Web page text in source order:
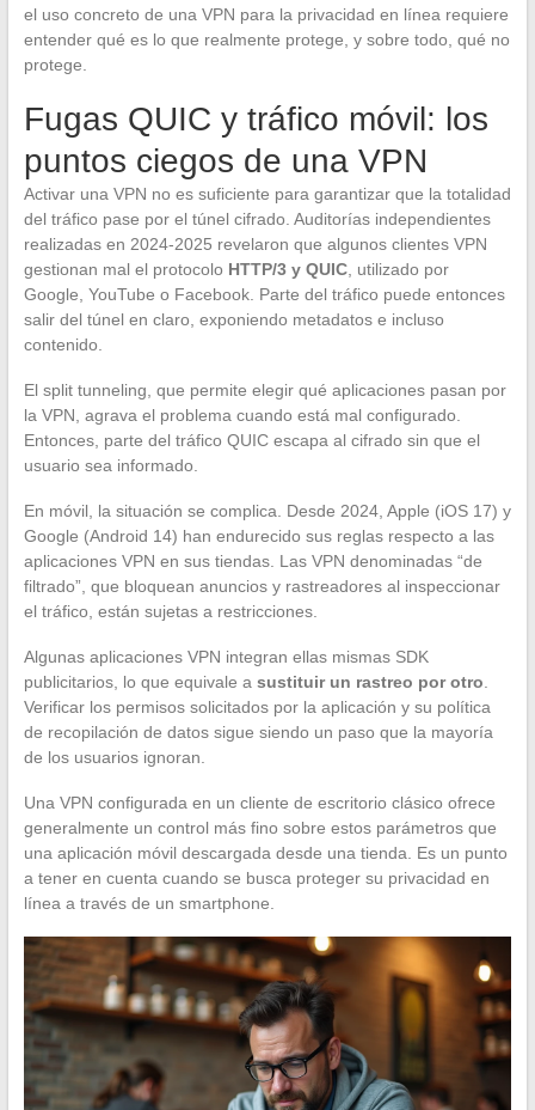
el uso concreto de una VPN para la privacidad en línea requiere
entender qué es lo que realmente protege, y sobre todo, qué no
protege.
Fugas QUIC y tráfico móvil: los
puntos ciegos de una VPN
Activar una VPN no es suficiente para garantizar que la totalidad
del tráfico pase por el túnel cifrado. Auditorías independientes
realizadas en 2024-2025 revelaron que algunos clientes VPN
gestionan mal el protocolo HTTP/3 y QUIC, utilizado por
Google, YouTube o Facebook. Parte del tráfico puede entonces
salir del túnel en claro, exponiendo metadatos e incluso
contenido.
El split tunneling, que permite elegir qué aplicaciones pasan por
la VPN, agrava el problema cuando está mal configurado.
Entonces, parte del tráfico QUIC escapa al cifrado sin que el
usuario sea informado.
En móvil, la situación se complica. Desde 2024, Apple (iOS 17) y
Google (Android 14) han endurecido sus reglas respecto a las
aplicaciones VPN en sus tiendas. Las VPN denominadas “de
filtrado”, que bloquean anuncios y rastreadores al inspeccionar
el tráfico, están sujetas a restricciones.
Algunas aplicaciones VPN integran ellas mismas SDK
publicitarios, lo que equivale a sustituir un rastreo por otro
Verificar los permisos solicitados por la aplicación y su política
de recopilación de datos sigue siendo un paso que la mayoría
de los usuarios ignoran.
Una VPN configurada en un cliente de escritorio clásico ofrece
generalmente un control más fino sobre estos parámetros que
una aplicación móvil descargada desde una tienda. Es un punto
a tener en cuenta cuando se busca proteger su privacidad en
línea a través de un smartphone.